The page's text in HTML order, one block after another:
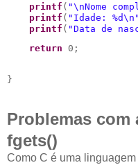
printf ( "\nNome
printf ( " Idade: %d\n "
printf ( "Data de
return 0;
}
Problemas com
fgets()
Como C é uma